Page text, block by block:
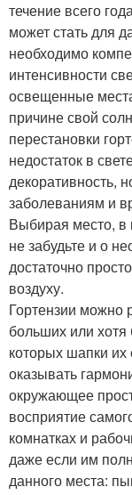
течение всего
может стать для
необходимо
интенсивности
освещенные
причине свой
перестановки
недостаток в
декоративность,
заболеваниям и
Выбирая место, в
не забудьте и о
достаточно
воздуху.
Гортензии можно
больших или
которых шапки их
оказывать
окружающее
восприятие
комнатках и
даже если им
данного места: